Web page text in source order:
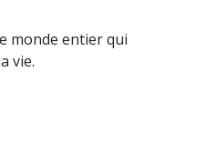
monde entier qui
vie.